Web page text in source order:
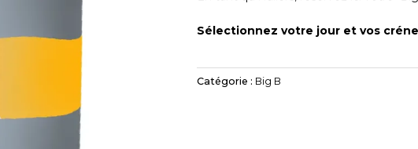
Sélectionnez votre jour et vos
Catégorie : Big B